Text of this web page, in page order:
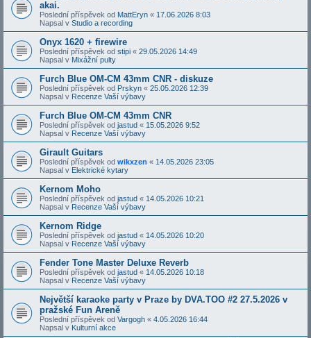
akai.
Poslední příspěvek od MattEryn « 17.06.2026 8:03
Napsal v Studio a recording
Onyx 1620 + firewire
Poslední příspěvek od stipi « 29.05.2026 14:49
Napsal v Mixážní pulty
Furch Blue OM-CM 43mm CNR - diskuze
Poslední příspěvek od Prskyn « 25.05.2026 12:39
Napsal v Recenze Vaší výbavy
Furch Blue OM-CM 43mm CNR
Poslední příspěvek od jastud « 15.05.2026 9:52
Napsal v Recenze Vaší výbavy
Girault Guitars
Poslední příspěvek od wikxzen « 14.05.2026 23:05
Napsal v Elektrické kytary
Kernom Moho
Poslední příspěvek od jastud « 14.05.2026 10:21
Napsal v Recenze Vaší výbavy
Kernom Ridge
Poslední příspěvek od jastud « 14.05.2026 10:20
Napsal v Recenze Vaší výbavy
Fender Tone Master Deluxe Reverb
Poslední příspěvek od jastud « 14.05.2026 10:18
Napsal v Recenze Vaší výbavy
Největší karaoke party v Praze by DVA.TOO #2 27.5.2026 v
pražské Fun Areně
Poslední příspěvek od Vargogh « 4.05.2026 16:44
Napsal v Kulturní akce